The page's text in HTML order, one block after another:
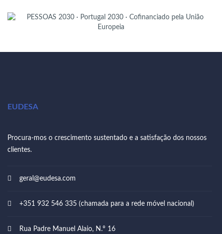
EUDESA
Procura-mos o crescimento sustentado e a satisfação dos nossos
clientes.
geral@eudesa.com
+351 932 546 335 (chamada para a rede móvel nacional)
Rua Padre Manuel Alaio, N.º 16